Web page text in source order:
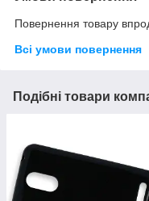
Повернення товару
Всі умови повернення
Подібні товари